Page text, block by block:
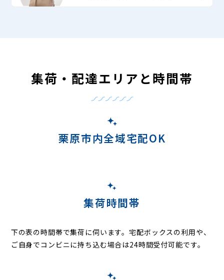
集荷・配達エリアと時間帯
栗原市内全域宅配OK
集荷時間帯
下の表の時間帯で集荷に伺います。宅配ボックスの利用や、
ご自身でコンビニに持ち込む場合は24時間受付可能です。